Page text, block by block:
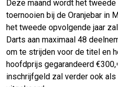
Deze maand wordt het
toernooien bij de Oranjebar in
het tweede opvolgende jaar
Darts aan maximaal 48
om te strijden voor de titel en
hoofdprijs gegarandeerd
inschrijfgeld zal verder ook